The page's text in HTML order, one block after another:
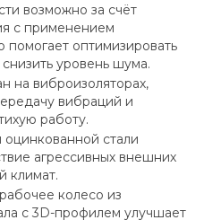
возможно за счёт
с применением
оптимизировать
уровень шума.
на виброизоляторах,
вибраций и
работу.
стали
агрессивных внешних
климат.
колесо из
с 3D-профилем улучшает